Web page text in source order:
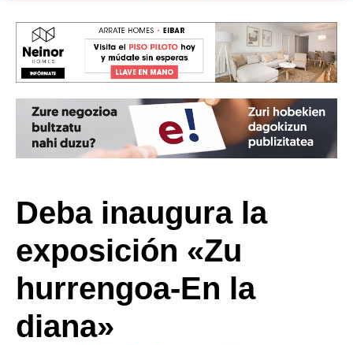
Deba inaugura la
exposición «Zu
hurrengoa-En la
diana»